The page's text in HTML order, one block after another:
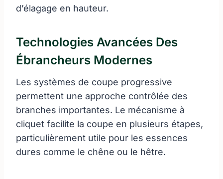
d’élagage en hauteur.
Technologies Avancées Des
Ébrancheurs Modernes
Les systèmes de coupe progressive
permettent une approche contrôlée des
branches importantes. Le mécanisme à
cliquet facilite la coupe en plusieurs étapes,
particulièrement utile pour les essences
dures comme le chêne ou le hêtre.